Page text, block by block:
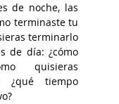
de noche, las
terminaste tu
terminarlo
de día: ¿cómo
quisieras
¿qué tiempo